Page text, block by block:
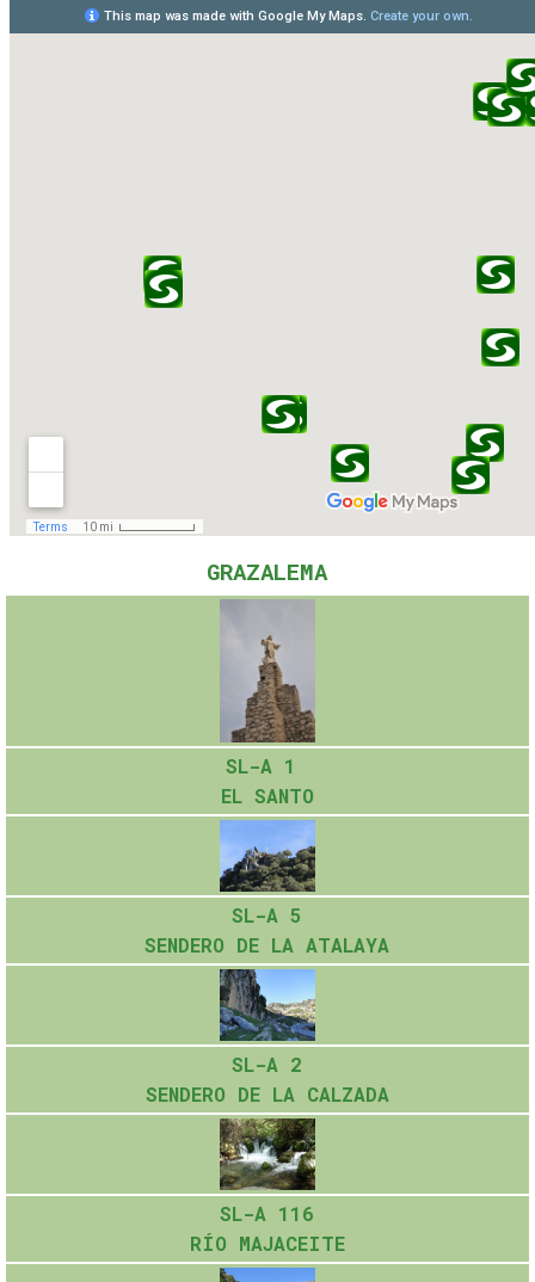
GRAZALEMA
SL-A 1
EL SANTO
SL-A 5
SENDERO DE LA ATALAYA
SL-A 2
SENDERO DE LA CALZADA
SL-A 116
RÍO MAJACEITE